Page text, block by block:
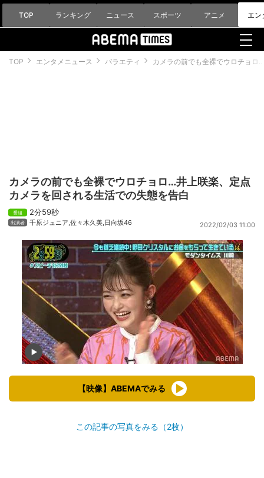
TOP ランキング ニュース スポーツ アニメ エン
TOP エンタメニュース バラエティ カメラの前でも全裸でウロチョロ
カメラの前でも全裸でウロチョロ…井上咲楽、定点
カメラを回される生活での失態を告白
2分59秒
千原ジュニア,佐々木久美,日向坂46 2022/02/03 11:00
【映像】ABEMAでみる
この記事の写真をみる（2枚）